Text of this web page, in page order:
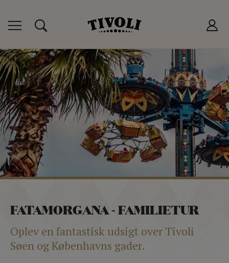
FATAMORGANA - FAMILIETUR
Oplev en fantastisk udsigt over Tivoli
Søen og Københavns gader.